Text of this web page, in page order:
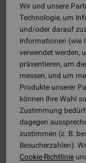
Wir und unsere
Technologie, um
und/oder darauf
Informationen (wie
verwendet werden,
präsentieren, um
messen, und um
Produkte unserer
können Ihre Wahl
Zustimmung
dagegen
zustimmen (z. B.
Besucherzahlen).
Cookie-Richtlinie